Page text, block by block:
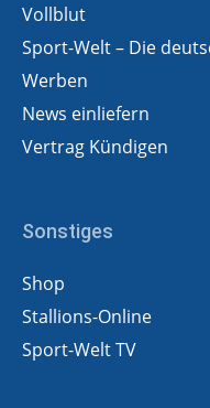
Vollblut
Sport-Welt – Die
Werben
News einliefern
Vertrag Kündigen
Sonstiges
Shop
Stallions-Online
Sport-Welt TV